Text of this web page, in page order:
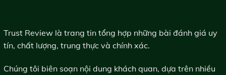
Trust Review là trang tin tổng hợp những bài đánh giá uy
tín, chất lượng, trung thực và chính xác.
Chúng tôi biên soạn nội dung khách quan, dựa trên nhiều